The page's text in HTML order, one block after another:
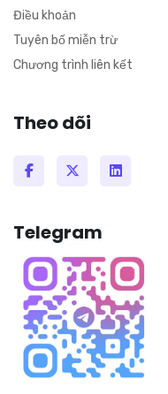
Điều khoản
Tuyên bố miễn trừ
Chương trình liên kết
Theo dõi
Telegram